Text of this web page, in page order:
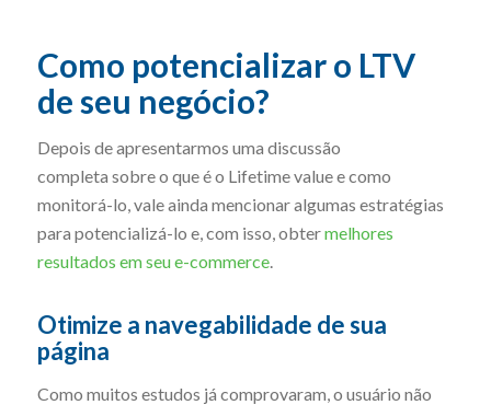
Como potencializar o LTV
de seu negócio?
Depois de apresentarmos uma discussão
completa sobre o que é o Lifetime value e como
monitorá-lo, vale ainda mencionar algumas estratégias
para potencializá-lo e, com isso, obtermelhores
resultados em seu e-commerce.
Otimize a navegabilidade de sua
página
Como muitos estudos já comprovaram, o usuário não